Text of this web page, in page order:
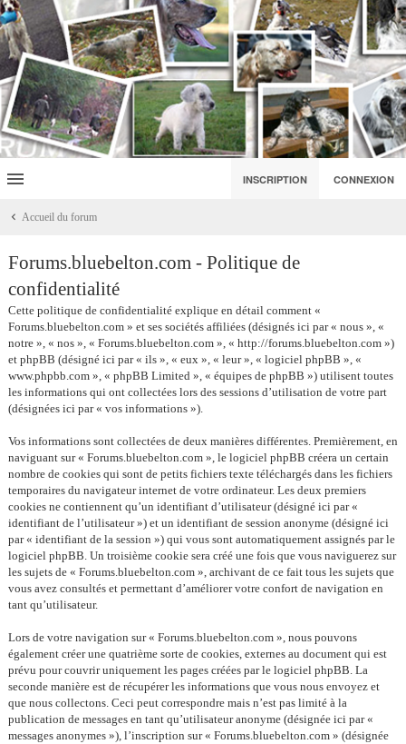
INSCRIPTION CONNEXION
Accueil du forum
Forums.bluebelton.com - Politique de
confidentialité
Cette politique de confidentialité explique en détail comment «
Forums.bluebelton.com » et ses sociétés affiliées (désignés ici par « nous », «
notre », « nos », « Forums.bluebelton.com », « http://forums.bluebelton.com »)
et phpBB (désigné ici par « ils », « eux », « leur », « logiciel phpBB », «
www.phpbb.com », « phpBB Limited », « équipes de phpBB ») utilisent toutes
les informations qui ont collectées lors des sessions d’utilisation de votre part
(désignées ici par « vos informations »).
Vos informations sont collectées de deux manières différentes. Premièrement, en
naviguant sur « Forums.bluebelton.com », le logiciel phpBB créera un certain
nombre de cookies qui sont de petits fichiers texte téléchargés dans les fichiers
temporaires du navigateur internet de votre ordinateur. Les deux premiers
cookies ne contiennent qu’un identifiant d’utilisateur (désigné ici par «
identifiant de l’utilisateur ») et un identifiant de session anonyme (désigné ici
par « identifiant de la session ») qui vous sont automatiquement assignés par le
logiciel phpBB. Un troisième cookie sera créé une fois que vous naviguerez sur
les sujets de « Forums.bluebelton.com », archivant de ce fait tous les sujets que
vous avez consultés et permettant d’améliorer votre confort de navigation en
tant qu’utilisateur.
Lors de votre navigation sur « Forums.bluebelton.com », nous pouvons
également créer une quatrième sorte de cookies, externes au document qui est
prévu pour couvrir uniquement les pages créées par le logiciel phpBB. La
seconde manière est de récupérer les informations que vous nous envoyez et
que nous collectons. Ceci peut correspondre mais n’est pas limité à la
publication de messages en tant qu’utilisateur anonyme (désignée ici par «
messages anonymes »), l’inscription sur « Forums.bluebelton.com » (désignée